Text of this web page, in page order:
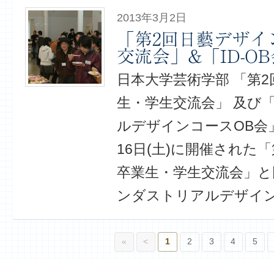
2013年3月2日
「第2回日藝デザ
交流会」&「ID-
日本大学芸術学部 「第
生・学生交流会」 及び
ルデザインコースOB会
16日(土)に開催された
卒業生・学生交流会」
ンダストリアルデザイ
« < 1 2 3 4 5